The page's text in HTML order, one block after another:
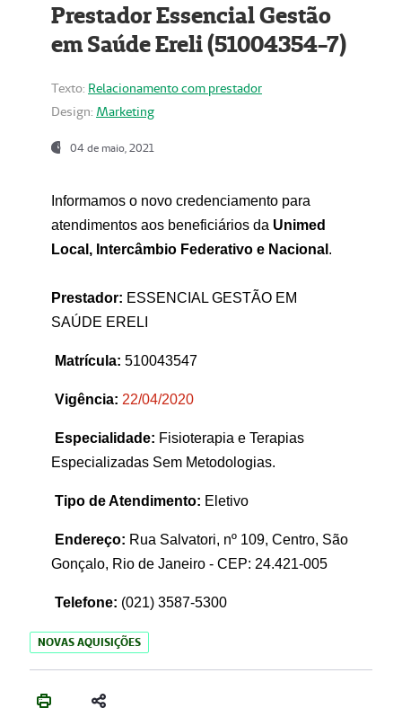
Prestador Essencial Gestão
em Saúde Ereli (51004354-7)
Texto: Relacionamento com prestador
Design: Marketing
04 de maio, 2021
Informamos o novo credenciamento para
atendimentos aos beneficiários da Unimed
Local, Intercâmbio Federativo e Nacional .
Prestador: ESSENCIAL GESTÃO EM
SAÚDE ERELI
Matrícula: 510043547
Vigência: 22/04/2020
Especialidade: Fisioterapia e Terapias
Especializadas Sem Metodologias.
Tipo de Atendimento: Eletivo
Endereço: Rua Salvatori, nº 109, Centro, São
Gonçalo, Rio de Janeiro - CEP: 24.421-005
Telefone: (021) 3587-5300
NOVAS AQUISIÇÕES